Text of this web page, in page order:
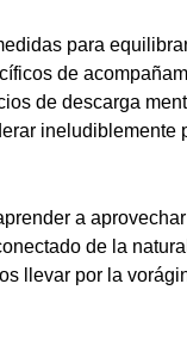
para
de
de descarga
ineludiblemente
a
de la
llevar por la